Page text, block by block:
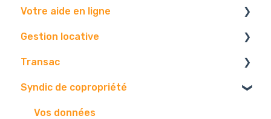
Votre aide en ligne
Navigateur
Boite mail
Gestion locative
Vos données.
Paramétrage.
Tableau de bord.
Transac
Paramétrage
Vos contact
Syndic de copropriété
Vos données